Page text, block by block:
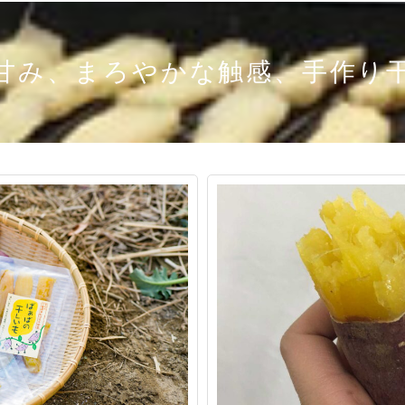
み、まろやかな触感、手作り